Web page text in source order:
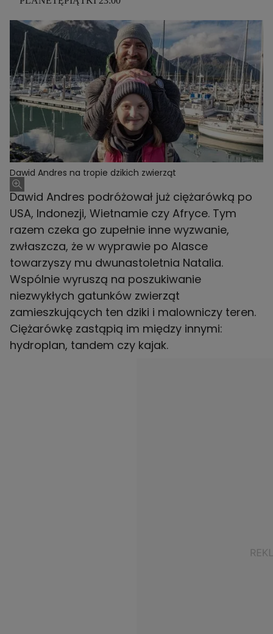
Dawid Andres na tropie dzikich zwierząt
Dawid Andres podróżował już ciężarówką po
USA, Indonezji, Wietnamie czy Afryce. Tym
razem czeka go zupełnie inne wyzwanie,
zwłaszcza, że w wyprawie po Alasce
towarzyszy mu dwunastoletnia Natalia.
Wspólnie wyruszą na poszukiwanie
niezwykłych gatunków zwierząt
zamieszkujących ten dziki i malowniczy teren.
Ciężarówkę zastąpią im między innymi:
hydroplan, tandem czy kajak.